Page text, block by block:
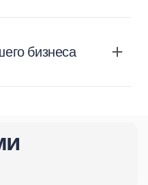
бизнеса